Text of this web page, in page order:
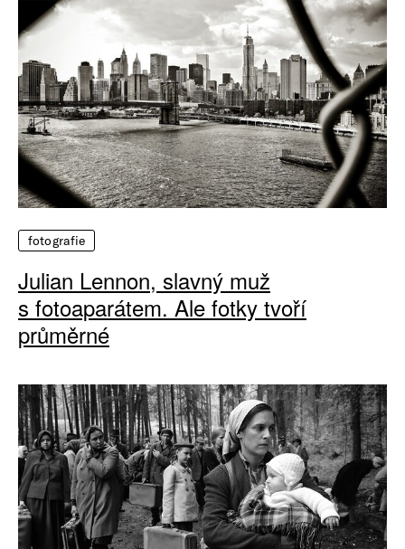
fotografie
Julian Lennon, slavný muž
s fotoaparátem. Ale fotky tvoří
průměrné